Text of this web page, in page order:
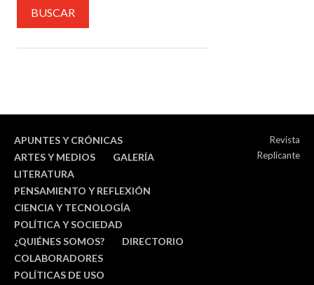
APUNTES Y CRÓNICAS
ARTES Y MEDIOS
GALERÍA
LITERATURA
PENSAMIENTO Y REFLEXIÓN
CIENCIA Y TECNOLOGÍA
POLÍTICA Y SOCIEDAD
¿QUIÉNES SOMOS?
DIRECTORIO
COLABORADORES
POLÍTICAS DE USO
Revista
Replicante